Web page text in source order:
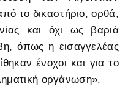
το δικαστήριο, ορθά,
και όχι ως βαριά
όπως η εισαγγελέας
ένοχοι και για το
οργάνωση».